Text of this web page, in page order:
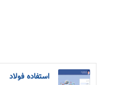
استفاده فولاد